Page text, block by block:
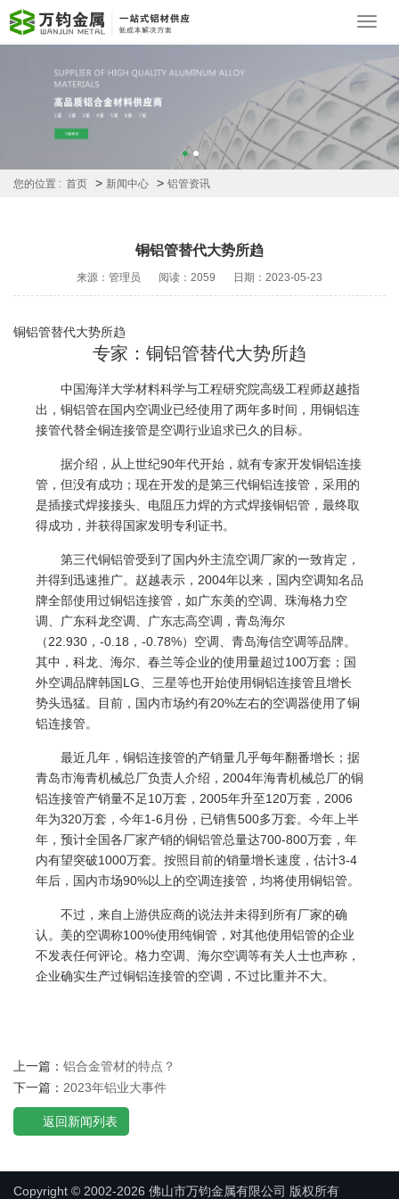
您的位置 : 首页 > 新闻中心 > 铝管资讯
铜铝管替代大势所趋
来源：管理员 阅读：2059 日期：2023-05-23
铜铝管替代大势所趋
专家：铜铝管替代大势所趋
中国海洋大学材料科学与工程研究院高级工程师赵越指
出，铜铝管在国内空调业已经使用了两年多时间，用铜铝连
接管代替全铜连接管是空调行业追求已久的目标。
据介绍，从上世纪90年代开始，就有专家开发铜铝连接
管，但没有成功；现在开发的是第三代铜铝连接管，采用的
是插接式焊接接头、电阻压力焊的方式焊接铜铝管 ，最终取
得成功，并获得国家发明专利证书。
第三代铜铝管受到了国内外主流空调厂家的一致肯定，
并得到迅速推广。赵越表示，2004年以来，国内空调知名品
牌全部使用过铜铝连接管，如广东美的空调、珠海格力空
调、广东科龙空调、广东志高空调，青岛海尔
（22.930，-0.18，-0.78%）空调、青岛海信空调等品牌。
其中，科龙、海尔、春兰等企业的使用量超过100万套；国
外空调品牌韩国LG、三星等也开始使用铜铝连接管且增长
势头迅猛。目前，国内市场约有20%左右的空调器使用了铜
铝连接管。
最近几年，铜铝连接管的产销量几乎每年翻番增长；据
青岛市海青机械总厂负责人介绍，2004年海青机械总厂的铜
铝连接管产销量不足10万套，2005年升至120万套，2006
年为320万套，今年1-6月份，已销售500多万套。今年上半
年，预计全国各厂家产销的铜铝管总量达700-800万套，年
内有望突破1000万套。按照目前的销量增长速度，估计3-4
年后，国内市场90%以上的空调连接管，均将使用铜铝管。
不过，来自上游供应商的说法并未得到所有厂家的确
认。美的空调称100%使用纯铜管，对其他使用铝管的企业
不发表任何评论。格力空调、海尔空调等有关人士也声称，
企业确实生产过铜铝连接管的空调，不过比重并不大。
上一篇： 铝合金管材的特点？
下一篇： 2023年铝业大事件
返回新闻列表
Copyright © 2002-2026 佛山市万钧金属有限公司 版权所有